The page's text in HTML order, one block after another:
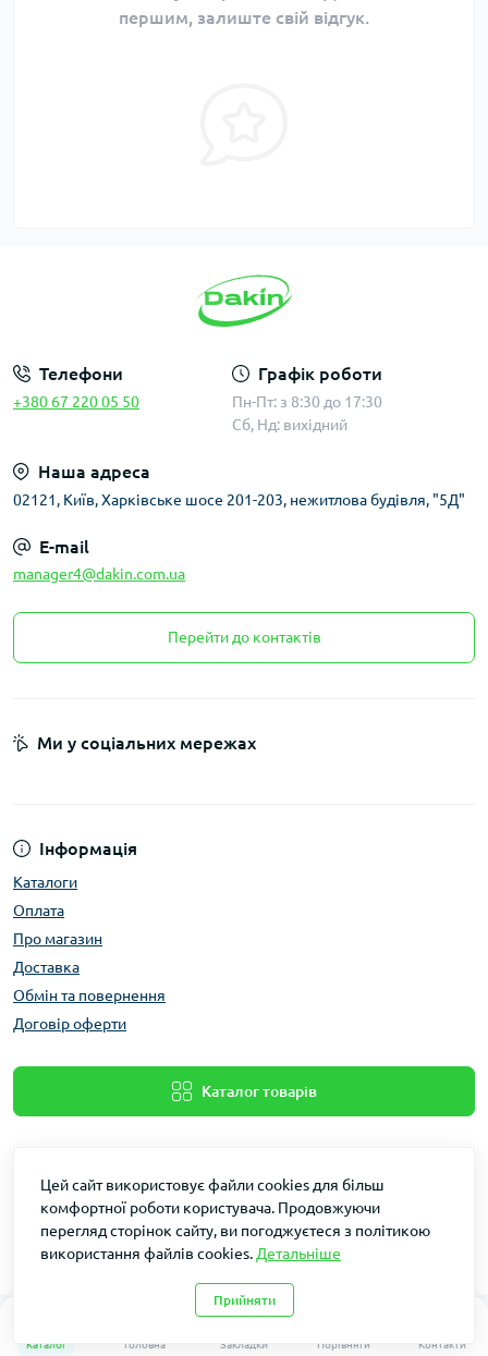
Каталог Головна Закладки
0
Порівняти Контакти
першим, залиште свій відгук.
Телефони
+380 67 220 05 50
Графік роботи
Пн-Пт: з 8:30 до 17:30
Сб, Нд: вихідний
Наша адреса
02121, Київ, Харківське шосе 201-203, нежитлова будівля, "5Д"
E-mail
manager4@dakin.com.ua
Перейти до контактів
Інформація
Каталоги
Оплата
Про магазин
Доставка
Обмін та повернення
Договір оферти
Каталог товарів
Ми у соціальних мережах
Dakin © 2026
Цей сайт використовує файли cookies для більш
комфортної роботи користувача. Продовжуючи
перегляд сторінок сайту, ви погоджуєтеся з політикою
використання файлів cookies. Детальніше
Прийняти